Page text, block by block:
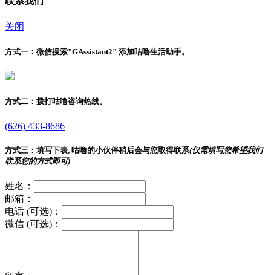
关闭
方式一： 微信搜索"GAssistant2" 添加咕噜生活助手。
方式二： 拨打咕噜咨询热线。
(626) 433-8686
方式三： 填写下表, 咕噜的小伙伴稍后会与您取得联系(仅需填写您希望我们
联系您的方式即可)
姓名：
邮箱：
电话 (可选)：
微信 (可选)：